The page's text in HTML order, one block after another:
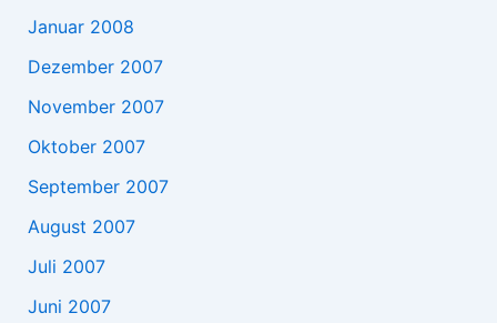
Januar 2008
Dezember 2007
November 2007
Oktober 2007
September 2007
August 2007
Juli 2007
Juni 2007